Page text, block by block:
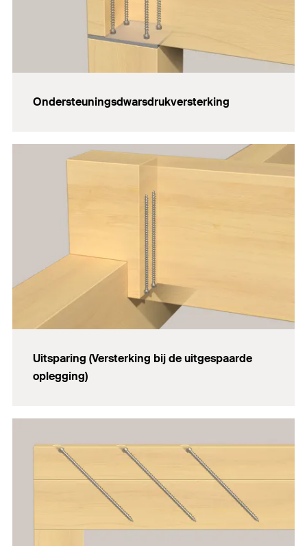
Ondersteuningsdwarsdrukversterking
Uitsparing (Versterking bij de uitgespaarde
oplegging)